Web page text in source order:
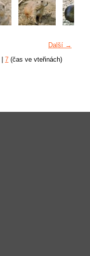
Další →
7 (čas ve vteřinách)